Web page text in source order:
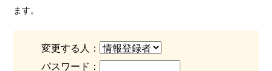
ます。
変更する人：
パスワード：